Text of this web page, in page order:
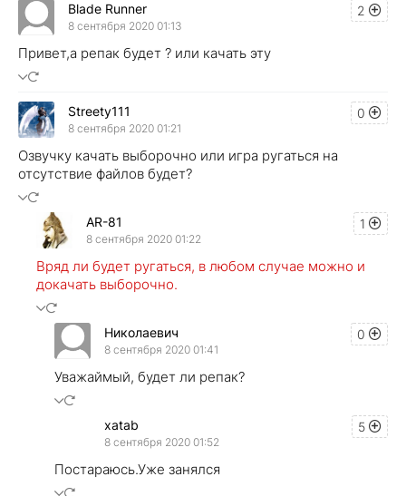
2
Blade Runner
8 сентября 2020 01:13
Привет,а репак будет ? или качать эту
0
Streety111
8 сентября 2020 01:21
Озвучку качать выборочно или игра ругаться на
отсутствие файлов будет?
1
AR-81
8 сентября 2020 01:22
Вряд ли будет ругаться, в любом случае можно и
докачать выборочно.
0
Николаевич
8 сентября 2020 01:41
Уважаймый, будет ли репак?
5
xatab
8 сентября 2020 01:52
Постараюсь.Уже занялся